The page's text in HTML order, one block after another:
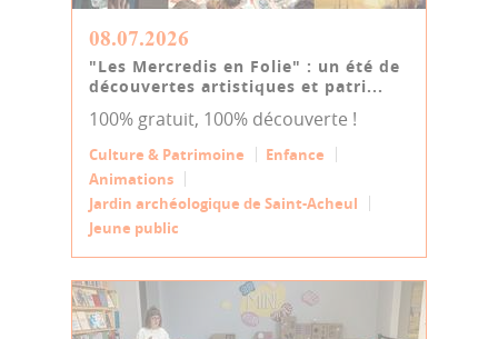
08.07.2026
"Les Mercredis en Folie" : un été de
découvertes artistiques et patri...
100% gratuit, 100% découverte !
Culture & Patrimoine
Enfance
Animations
Jardin archéologique de Saint-Acheul
Jeune public